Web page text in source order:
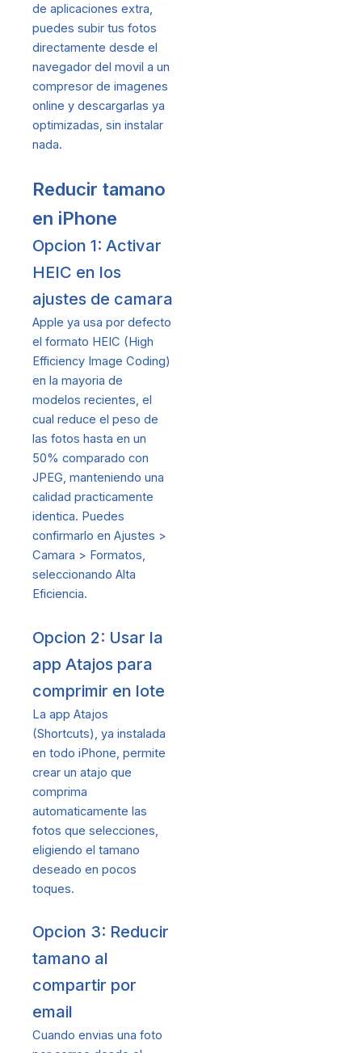
de aplicaciones extra,
puedes subir tus fotos
directamente desde el
navegador del movil a un
compresor de imagenes
online y descargarlas ya
optimizadas, sin instalar
nada.
Reducir tamano
en iPhone
Opcion 1: Activar
HEIC en los
ajustes de camara
Apple ya usa por defecto
el formato HEIC (High
Efficiency Image Coding)
en la mayoria de
modelos recientes, el
cual reduce el peso de
las fotos hasta en un
50% comparado con
JPEG, manteniendo una
calidad practicamente
identica. Puedes
confirmarlo en Ajustes >
Camara > Formatos,
seleccionando Alta
Eficiencia.
Opcion 2: Usar la
app Atajos para
comprimir en lote
La app Atajos
(Shortcuts), ya instalada
en todo iPhone, permite
crear un atajo que
comprima
automaticamente las
fotos que selecciones,
eligiendo el tamano
deseado en pocos
toques.
Opcion 3: Reducir
tamano al
compartir por
email
Cuando envias una foto